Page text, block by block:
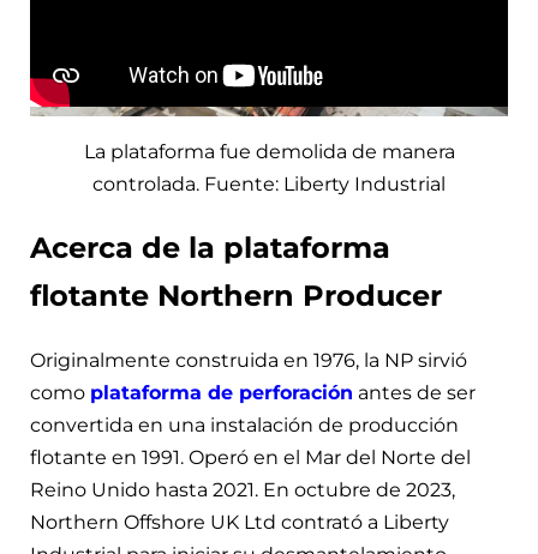
La plataforma fue demolida de manera
controlada. Fuente: Liberty Industrial
Acerca de la plataforma
flotante Northern Producer
Originalmente construida en 1976, la NP sirvió
como plataforma de perforación antes de ser
convertida en una instalación de producción
flotante en 1991. Operó en el Mar del Norte del
Reino Unido hasta 2021. En octubre de 2023,
Northern Offshore UK Ltd contrató a Liberty